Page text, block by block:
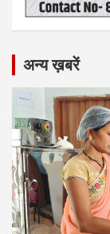
अन्य ख़बरें